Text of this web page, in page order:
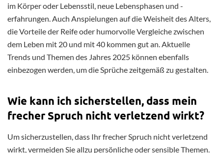
im Körper oder Lebensstil, neue Lebensphasen und -
erfahrungen. Auch Anspielungen auf die Weisheit des Alters,
die Vorteile der Reife oder humorvolle Vergleiche zwischen
dem Leben mit 20 und mit 40 kommen gut an. Aktuelle
Trends und Themen des Jahres 2025 können ebenfalls
einbezogen werden, um die Sprüche zeitgemäß zu gestalten.
Wie kann ich sicherstellen, dass mein
frecher Spruch nicht verletzend wirkt?
Um sicherzustellen, dass Ihr frecher Spruch nicht verletzend
wirkt, vermeiden Sie allzu persönliche oder sensible Themen.